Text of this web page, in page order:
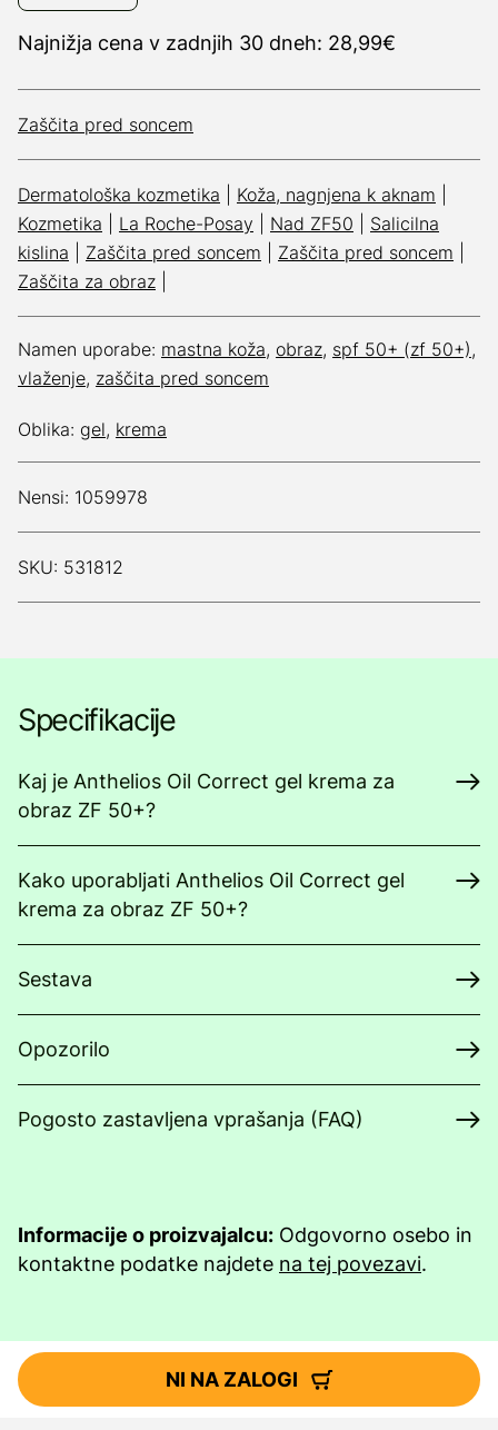
Najnižja cena v zadnjih 30 dneh: 28,99€
Zaščita pred soncem
Dermatološka kozmetika Koža, nagnjena k aknam
Kozmetika
La Roche-Posay Nad ZF50
Salicilna
kislina
Zaščita pred soncem Zaščita pred soncem
Zaščita za obraz
Namen uporabe: mastna koža, obraz, spf 50+ (zf 50+),
vlaženje, zaščita pred soncem
Oblika: gel, krema
Nensi: 1059978
SKU: 531812
Specifikacije
Kaj je Anthelios Oil Correct gel krema za
obraz ZF 50+?
Kako uporabljati Anthelios Oil Correct gel
krema za obraz ZF 50+?
Sestava
Opozorilo
Pogosto zastavljena vprašanja (FAQ)
Informacije o proizvajalcu: Odgovorno osebo in
kontaktne podatke najdete na tej povezavi.
NI NA ZALOGI